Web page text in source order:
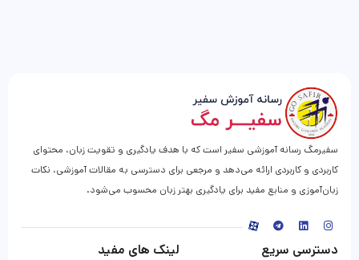
سفیرمگ رسانه آموزشی سفیر است که با هدف یادگیری و تقویت زبان، محتوای
کاربردی و کاربردی ارائه می‌دهد و مرجعی برای دسترسی به مقالات آموزشی، نکات
زبان‌آموزی و منابع مفید برای یادگیری بهتر زبان محسوب می‌شود.
دسترسی سریع لینک های مفید